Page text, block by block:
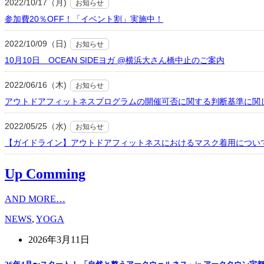
2022/10/17（月) お知らせ
参加費20％OFF！「イベント割」実施中！
2022/10/09（日) お知らせ
10月10日 OCEAN SIDEヨガ @横浜大さん橋中止のご案内
2022/06/16（木) お知らせ
アウトドアフィットネスプログラムの開催可否に関する判断基準に関
2022/05/25（水) お知らせ
【ガイドライン】アウトドアフィットネスにおけるマスク着用につい
Up Comming
AND MORE…
NEWS, YOGA
2026年3月11日